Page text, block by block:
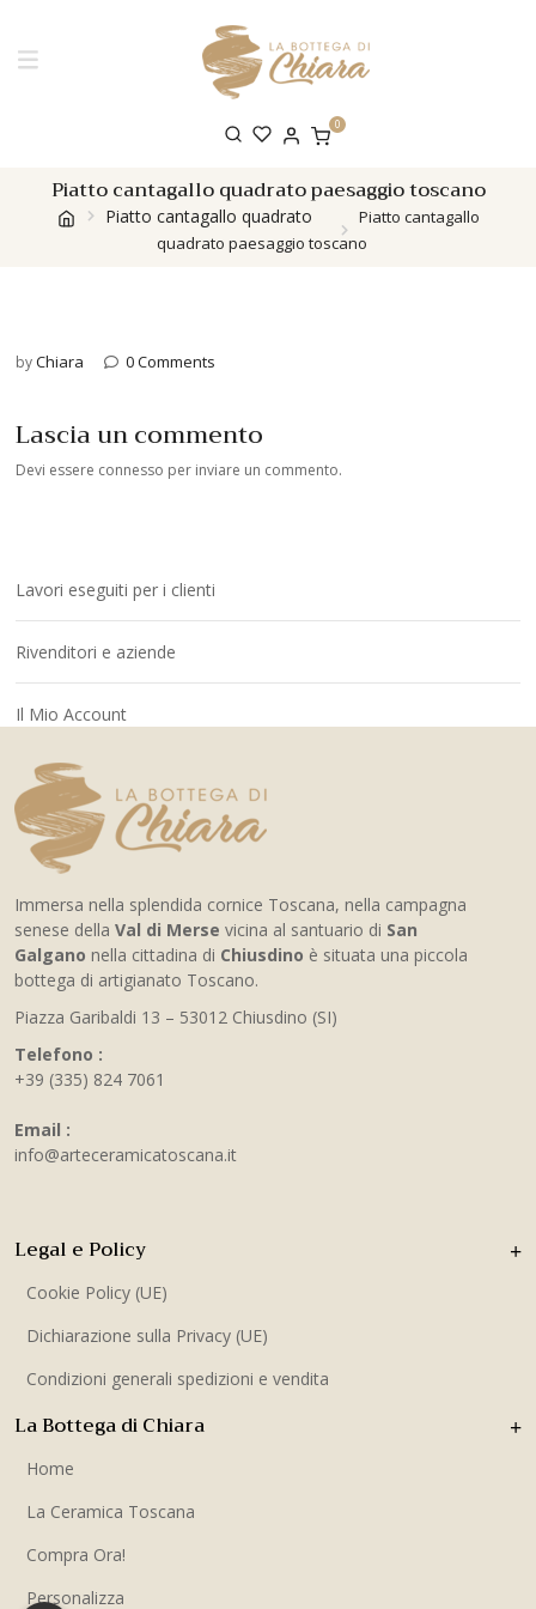
0
Piatto cantagallo quadrato paesaggio toscano
Piatto cantagallo quadrato
Piatto cantagallo
quadrato paesaggio toscano
byChiara 0 Comments
Lascia un commento
Devi essere connesso per inviare un commento.
Lavori eseguiti per i clienti
Rivenditori e aziende
Il Mio Account
Immersa nella splendida cornice Toscana, nella campagna
senese della Val di Merse vicina al santuario di San
Galgano nella cittadina di Chiusdino è situata una piccola
bottega di artigianato Toscano.
Piazza Garibaldi 13 – 53012 Chiusdino (SI)
Telefono :
+39 (335) 824 7061
Email :
info@arteceramicatoscana.it
La Bottega di Chiara
Home
La Ceramica Toscana
Compra Ora!
Personalizza
Legal e Policy
Cookie Policy (UE)
Dichiarazione sulla Privacy (UE)
Condizioni generali spedizioni e vendita